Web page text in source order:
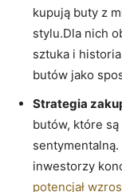
kupują buty z
stylu.Dla nich
sztuka i
butów jako
Strategia
butów, które
inwestorzy
potencjał